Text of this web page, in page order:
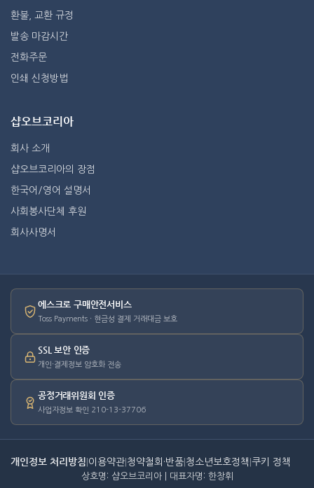
환불, 교환 규정
발송 마감시간
전화주문
인쇄 신청방법
샵오브코리아
회사 소개
샵오브코리아의 장점
한국어/영어 설명서
사회봉사단체 후원
회사사명서
에스크로 구매안전서비스
Toss Payments · 현금성 결제 거래대금 보호
SSL 보안 인증
개인·결제정보 암호화 전송
공정거래위원회 인증
사업자정보 확인 210-13-37706
개인정보 처리방침 이용약관 청약철회·반품 청소년보호정책 쿠키 정책
상호명: 샵오브코리아 | 대표자명: 한창휘